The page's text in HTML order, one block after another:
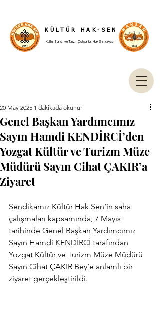
Kültür Sanat ve Turizm Çalışanları Hak Sendikası
KÜLTÜR HAK-SEN
Genel Başkan Yardımcımız
Sayın Hamdi KENDİRCİ’den
Yozgat Kültür ve Turizm Müze
Müdürü Sayın Cihat ÇAKIR’a
Ziyaret
20 May 2025 1 dakikada okunur
Sendikamız Kültür Hak Sen’in saha
çalışmaları kapsamında, 7 Mayıs
tarihinde Genel Başkan Yardımcımız
Sayın Hamdi KENDİRCİ tarafından
Yozgat Kültür ve Turizm Müze Müdürü
Sayın Cihat ÇAKIR Bey’e anlamlı bir
ziyaret gerçekleştirildi.